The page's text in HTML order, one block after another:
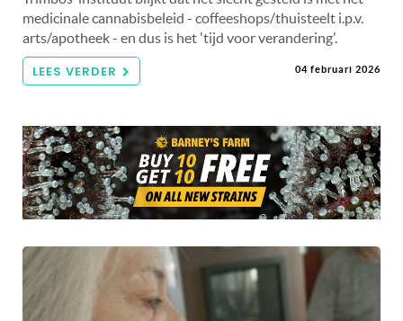
medicinale cannabisbeleid - coffeeshops/thuisteelt i.p.v.
arts/apotheek - en dus is het 'tijd voor verandering'.
LEES VERDER 04 februari 2026